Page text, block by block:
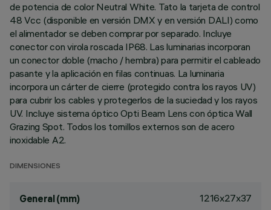
de potencia de color Neutral White. Tato la tarjeta de control
48 Vcc (disponible en versión DMX y en versión DALI) como
el alimentador se deben comprar por separado. Incluye
conector con virola roscada IP68. Las luminarias incorporan
un conector doble (macho / hembra) para permitir el cableado
pasante y la aplicación en filas continuas. La luminaria
incorpora un cárter de cierre (protegido contra los rayos UV)
para cubrir los cables y protegerlos de la suciedad y los rayos
UV. Incluye sistema óptico Opti Beam Lens con óptica Wall
Grazing Spot. Todos los tornillos externos son de acero
inoxidable A2.
DIMENSIONES
General (mm) 1216x27x37